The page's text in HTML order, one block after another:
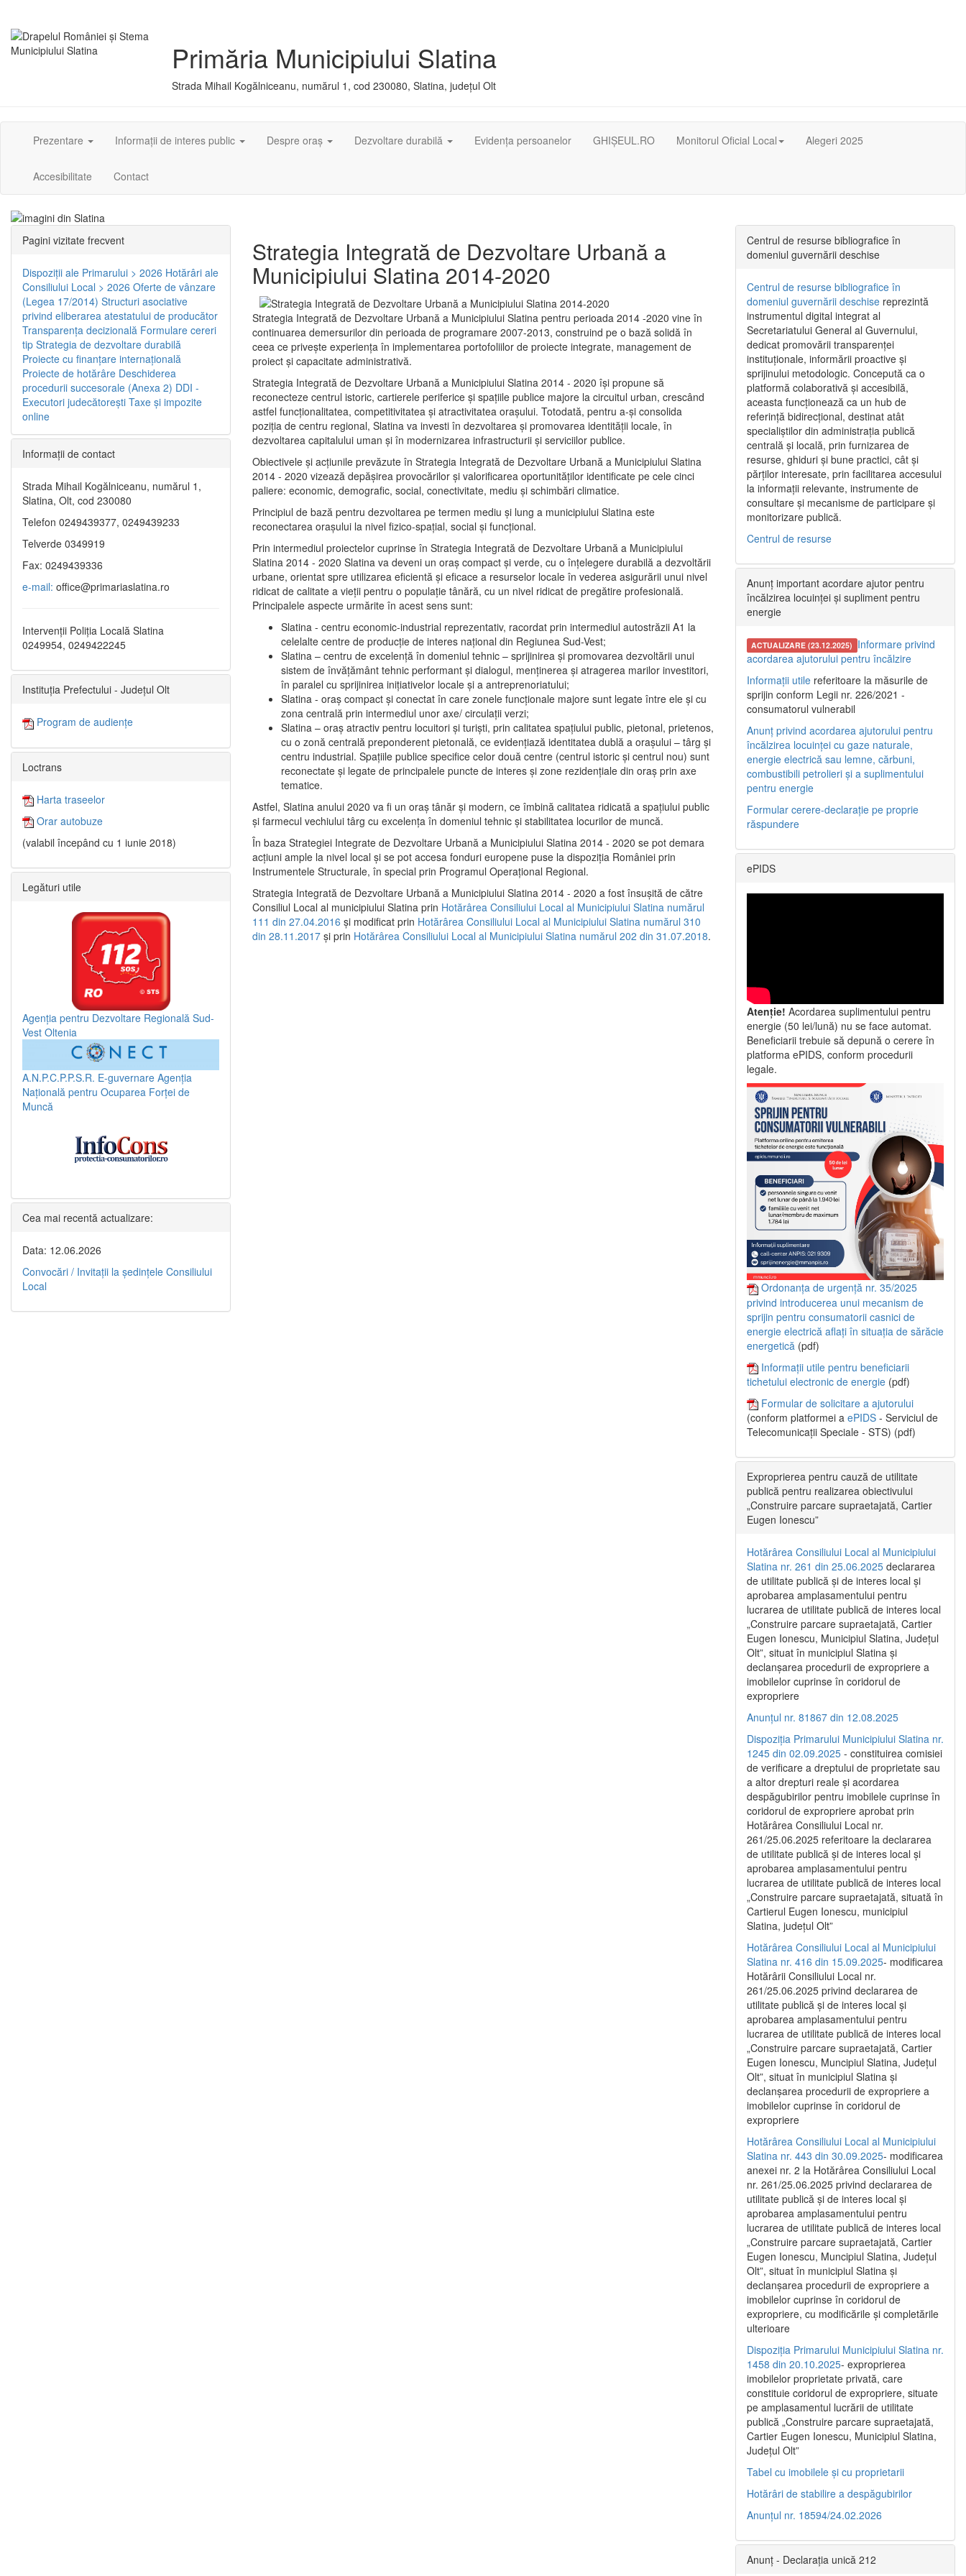
Primăria Municipiului Slatina
Strada Mihail Kogălniceanu, numărul 1, cod 230080, Slatina, județul Olt
Prezentare Informații de interes public Despre oraș Dezvoltare durabilă Evidența persoanelor GHIȘEUL.RO Monitorul Oficial Local Alegeri 2025
Accesibilitate Contact
Strategia Integrată de Dezvoltare Urbană a
Municipiului Slatina 2014-2020
Strategia Integrată de Dezvoltare Urbană a Municipiului Slatina pentru perioada 2014 -2020 vine în
continuarea demersurilor din perioada de programare 2007-2013, construind pe o bază solidă în
ceea ce priveşte experienţa în implementarea portofoliilor de proiecte integrate, management de
proiect și capacitate administrativă.
Strategia Integrată de Dezvoltare Urbană a Municipiului Slatina 2014 - 2020 își propune să
reconecteze centrul istoric, cartierele periferice şi spaţiile publice majore la circuitul urban, crescând
astfel funcţionalitatea, competitivitatea şi atractivitatea oraşului. Totodată, pentru a-şi consolida
poziţia de centru regional, Slatina va investi în dezvoltarea şi promovarea identităţii locale, în
dezvoltarea capitalului uman şi în modernizarea infrastructurii şi serviciilor publice.
Obiectivele şi acţiunile prevăzute în Strategia Integrată de Dezvoltare Urbană a Municipiului Slatina
2014 - 2020 vizează depășirea provocărilor şi valorificarea oportunităţilor identificate pe cele cinci
paliere: economic, demografic, social, conectivitate, mediu şi schimbări climatice.
Principiul de bază pentru dezvoltarea pe termen mediu şi lung a municipiului Slatina este
reconectarea oraşului la nivel fizico-spaţial, social şi funcţional.
Prin intermediul proiectelor cuprinse în Strategia Integrată de Dezvoltare Urbană a Municipiului
Slatina 2014 - 2020 Slatina va deveni un oraş compact şi verde, cu o înţelegere durabilă a dezvoltării
urbane, orientat spre utilizarea eficientă şi eficace a resurselor locale în vederea asigurării unui nivel
ridicat de calitate a vieţii pentru o populaţie tânără, cu un nivel ridicat de pregătire profesională.
Principalele aspecte urmărite în acest sens sunt:
Slatina - centru economic-industrial reprezentativ, racordat prin intermediul autostrăzii A1 la
celelalte centre de producţie de interes naţional din Regiunea Sud-Vest;
Slatina – centru de excelenţă în domeniul tehnic – sprijinirea şi promovarea dezvoltării unui
sistem de învăţământ tehnic performant şi dialogul, menţinerea şi atragerea marilor investitori,
în paralel cu sprijinirea iniţiativelor locale şi a antreprenoriatului;
Slatina - oraş compact şi conectat în care zonele funcţionale majore sunt legate între ele şi cu
zona centrală prin intermediul unor axe/ circulații verzi;
Slatina – oraş atractiv pentru locuitori şi turişti, prin calitatea spaţiului public, pietonal, prietenos,
cu o zonă centrală preponderent pietonală, ce evidenţiază identitatea dublă a oraşului – târg şi
centru industrial. Spaţiile publice specifice celor două centre (centrul istoric şi centrul nou) sunt
reconectate şi legate de principalele puncte de interes şi zone rezidenţiale din oraş prin axe
tematice.
Astfel, Slatina anului 2020 va fi un oraş tânăr şi modern, ce îmbină calitatea ridicată a spaţiului public
şi farmecul vechiului târg cu excelenţa în domeniul tehnic şi stabilitatea locurilor de muncă.
În baza Strategiei Integrate de Dezvoltare Urbană a Municipiului Slatina 2014 - 2020 se pot demara
acţiuni ample la nivel local şi se pot accesa fonduri europene puse la dispoziţia României prin
Instrumentele Structurale, în special prin Programul Operațional Regional.
Strategia Integrată de Dezvoltare Urbană a Municipiului Slatina 2014 - 2020 a fost însuşită de către
Consiliul Local al municipiului Slatina prin Hotărârea Consiliului Local al Municipiului Slatina numărul
111 din 27.04.2016 și modificat prin Hotărârea Consiliului Local al Municipiului Slatina numărul 310
din 28.11.2017 și prin Hotărârea Consiliului Local al Municipiului Slatina numărul 202 din 31.07.2018.
Pagini vizitate frecvent
Dispoziţii ale Primarului > 2026 Hotărâri ale
Consiliului Local > 2026 Oferte de vânzare
(Legea 17/2014) Structuri asociative
privind eliberarea atestatului de producător
Transparenţa decizională Formulare cereri
tip Strategia de dezvoltare durabilă
Proiecte cu finanţare internaţională
Proiecte de hotărâre Deschiderea
procedurii succesorale (Anexa 2) DDI -
Executori judecătorești Taxe şi impozite
online
Informaţii de contact
Strada Mihail Kogălniceanu, numărul 1,
Slatina, Olt, cod 230080
Telefon 0249439377, 0249439233
Telverde 0349919
Fax: 0249439336
e-mail: office@primariaslatina.ro
Intervenții Poliția Locală Slatina
0249954, 0249422245
Instituția Prefectului - Județul Olt
Program de audiențe
Loctrans
Harta traseelor
Orar autobuze
(valabil începând cu 1 iunie 2018)
Legături utile
Agenția pentru Dezvoltare Regională Sud-
Vest Oltenia
A.N.P.C.P.P.S.R. E-guvernare Agenția
Națională pentru Ocuparea Forței de
Muncă
Cea mai recentă actualizare:
Data: 12.06.2026
Convocări / Invitaţii la şedinţele Consiliului
Local
Centrul de resurse bibliografice în
domeniul guvernării deschise
Centrul de resurse bibliografice în
domeniul guvernării deschise reprezintă
instrumentul digital integrat al
Secretariatului General al Guvernului,
dedicat promovării transparenței
instituționale, informării proactive și
sprijinului metodologic. Concepută ca o
platformă colaborativă și accesibilă,
aceasta funcționează ca un hub de
referință bidirecțional, destinat atât
specialiștilor din administrația publică
centrală și locală, prin furnizarea de
resurse, ghiduri și bune practici, cât și
părților interesate, prin facilitarea accesului
la informații relevante, instrumente de
consultare și mecanisme de participare și
monitorizare publică.
Centrul de resurse
Anunț important acordare ajutor pentru
încălzirea locuinței și supliment pentru
energie
ACTUALIZARE (23.12.2025) Informare privind
acordarea ajutorului pentru încălzire
Informații utile referitoare la măsurile de
sprijin conform Legii nr. 226/2021 -
consumatorul vulnerabil
Anunț privind acordarea ajutorului pentru
încălzirea locuinței cu gaze naturale,
energie electrică sau lemne, cărbuni,
combustibili petrolieri și a suplimentului
pentru energie
Formular cerere-declarație pe proprie
răspundere
ePIDS
Atenție! Acordarea suplimentului pentru
energie (50 lei/lună) nu se face automat.
Beneficiarii trebuie să depună o cerere în
platforma ePIDS, conform procedurii
legale.
Ordonanța de urgență nr. 35/2025
privind introducerea unui mecanism de
sprijin pentru consumatorii casnici de
energie electrică aflați în situația de sărăcie
energetică (pdf)
Informații utile pentru beneficiarii
tichetului electronic de energie (pdf)
Formular de solicitare a ajutorului
(conform platformei a ePIDS - Serviciul de
Telecomunicații Speciale - STS) (pdf)
Exproprierea pentru cauză de utilitate
publică pentru realizarea obiectivului
„Construire parcare supraetajată, Cartier
Eugen Ionescu”
Hotărârea Consiliului Local al Municipiului
Slatina nr. 261 din 25.06.2025 declararea
de utilitate publică și de interes local și
aprobarea amplasamentului pentru
lucrarea de utilitate publică de interes local
„Construire parcare supraetajată, Cartier
Eugen Ionescu, Municipiul Slatina, Județul
Olt”, situat în municipiul Slatina și
declanșarea procedurii de expropriere a
imobilelor cuprinse în coridorul de
expropriere
Anunțul nr. 81867 din 12.08.2025
Dispoziția Primarului Municipiului Slatina nr.
1245 din 02.09.2025 - constituirea comisiei
de verificare a dreptului de proprietate sau
a altor drepturi reale și acordarea
despăgubirilor pentru imobilele cuprinse în
coridorul de expropriere aprobat prin
Hotărârea Consiliului Local nr.
261/25.06.2025 referitoare la declararea
de utilitate publică și de interes local și
aprobarea amplasamentului pentru
lucrarea de utilitate publică de interes local
„Construire parcare supraetajată, situată în
Cartierul Eugen Ionescu, municipiul
Slatina, județul Olt”
Hotărârea Consiliului Local al Municipiului
Slatina nr. 416 din 15.09.2025- modificarea
Hotărârii Consiliului Local nr.
261/25.06.2025 privind declararea de
utilitate publică și de interes local și
aprobarea amplasamentului pentru
lucrarea de utilitate publică de interes local
„Construire parcare supraetajată, Cartier
Eugen Ionescu, Muncipiul Slatina, Județul
Olt”, situat în municipiul Slatina și
declanșarea procedurii de expropriere a
imobilelor cuprinse în coridorul de
expropriere
Hotărârea Consiliului Local al Municipiului
Slatina nr. 443 din 30.09.2025- modificarea
anexei nr. 2 la Hotărârea Consiliului Local
nr. 261/25.06.2025 privind declararea de
utilitate publică şi de interes local şi
aprobarea amplasamentului pentru
lucrarea de utilitate publică de interes local
„Construire parcare supraetajată, Cartier
Eugen Ionescu, Muncipiul Slatina, Judeţul
Olt”, situat în municipiul Slatina şi
declanşarea procedurii de expropriere a
imobilelor cuprinse în coridorul de
expropriere, cu modificările şi completările
ulterioare
Dispoziția Primarului Municipiului Slatina nr.
1458 din 20.10.2025- exproprierea
imobilelor proprietate privată, care
constituie coridorul de expropriere, situate
pe amplasamentul lucrării de utilitate
publică „Construire parcare supraetajată,
Cartier Eugen Ionescu, Municipiul Slatina,
Județul Olt”
Tabel cu imobilele și cu proprietarii
Hotărâri de stabilire a despăgubirilor
Anunțul nr. 18594/24.02.2026
Anunț - Declarația unică 212